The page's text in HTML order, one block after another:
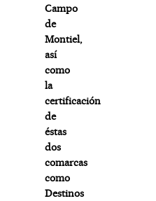
Campo
de
Montiel,
así
como
la
certificación
de
éstas
dos
comarcas
como
Destinos